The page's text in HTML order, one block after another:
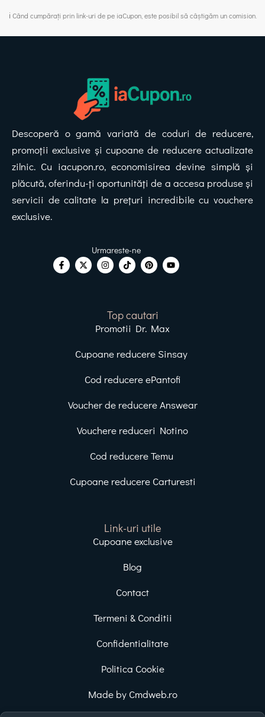
ℹ️ Când cumpărați prin link-uri de pe iaCupon, este posibil să câștigăm un comision.
Descoperă o gamă variată de coduri de reducere,
promoții exclusive și cupoane de reducere actualizate
zilnic. Cu iacupon.ro, economisirea devine simplă și
plăcută, oferindu-ți oportunități de a accesa produse și
servicii de calitate la prețuri incredibile cu vouchere
exclusive.
Top cautari
Promotii Dr. Max
Cupoane reducere Sinsay
Cod reducere ePantofi
Voucher de reducere Answear
Vouchere reduceri Notino
Cod reducere Temu
Cupoane reducere Carturesti
Link-uri utile
Cupoane exclusive
Blog
Contact
Termeni & Conditii
Confidentialitate
Politica Cookie
Made by Cmdweb.ro